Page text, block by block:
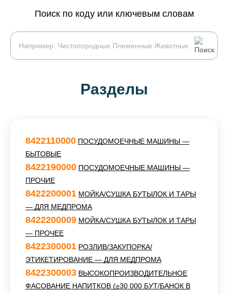
Поиск по коду или ключевым словам
Разделы
8422110000 ПОСУДОМОЕЧНЫЕ МАШИНЫ —
БЫТОВЫЕ
8422190000 ПОСУДОМОЕЧНЫЕ МАШИНЫ —
ПРОЧИЕ
8422200001 МОЙКА/СУШКА БУТЫЛОК И ТАРЫ
— ДЛЯ МЕДПРОМА
8422200009 МОЙКА/СУШКА БУТЫЛОК И ТАРЫ
— ПРОЧЕЕ
8422300001 РОЗЛИВ/ЗАКУПОРКА/
ЭТИКЕТИРОВАНИЕ — ДЛЯ МЕДПРОМА
8422300003 ВЫСОКОПРОИЗВОДИТЕЛЬНОЕ
ФАСОВАНИЕ НАПИТКОВ (≥30 000 БУТ/БАНОК В